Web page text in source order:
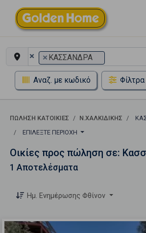
× × ΚΑΣΣΑΝΔΡΑ
Αναζ. με κωδικό Φίλτρα
ΠΏΛΗΣΗ ΚΑΤΟΙΚΊΕΣ Ν.ΧΑΛΚΙΔΙΚΗΣ
ΕΠΙΛΈΞΤΕ ΠΕΡΙΟΧΉ
Οικίες προς πώληση σε:
1 Αποτελέσματα
Ημ. Ενημέρωσης Φθίνον